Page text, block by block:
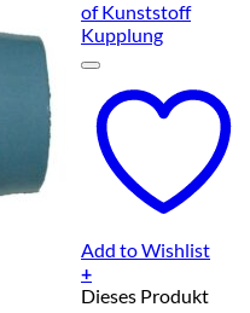
Add to Wishlist
+
Dieses Produkt